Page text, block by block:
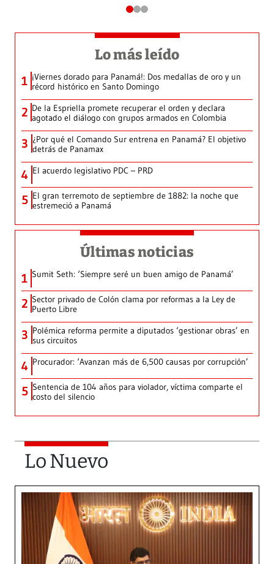
Lo más leído
1 ¡Viernes dorado para Panamá!: Dos medallas de oro y un
récord histórico en Santo Domingo
2 De la Espriella promete recuperar el orden y declara
agotado el diálogo con grupos armados en Colombia
3 ¿Por qué el Comando Sur entrena en Panamá? El objetivo
detrás de Panamax
4 El acuerdo legislativo PDC – PRD
5 El gran terremoto de septiembre de 1882: la noche que
estremeció a Panamá
Últimas noticias
1 Sumit Seth: ‘Siempre seré un buen amigo de Panamá’
2 Sector privado de Colón clama por reformas a la Ley de
Puerto Libre
3 Polémica reforma permite a diputados ‘gestionar obras’ en
sus circuitos
4 Procurador: ‘Avanzan más de 6,500 causas por corrupción’
5 Sentencia de 104 años para violador, víctima comparte el
costo del silencio
Lo Nuevo